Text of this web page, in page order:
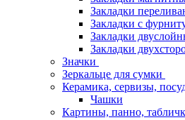
Закладки
Закладки с
Закладки
Закладки
Значки
Зеркальце для сумки
Керамика, сервизы,
Чашки
Картины, панно,